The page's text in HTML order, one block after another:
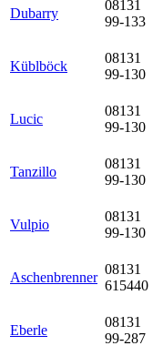
Dubarry
08131
99-133
Küblböck
08131
99-130
Lucic
08131
99-130
Tanzillo
08131
99-130
Vulpio
08131
99-130
Aschenbrenner
08131
615440
Eberle
08131
99-287